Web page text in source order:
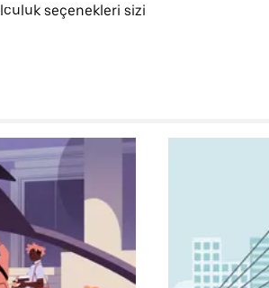
seçenekleri sizi